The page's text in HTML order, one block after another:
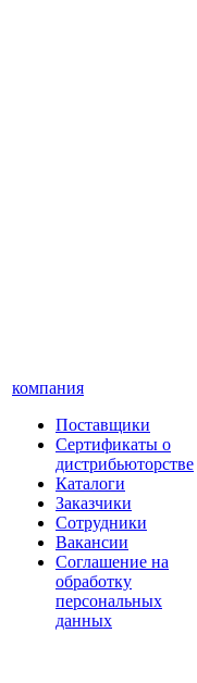
компания
Поставщики
Сертификаты о
дистрибьюторстве
Каталоги
Заказчики
Сотрудники
Вакансии
Соглашение на
обработку
персональных
данных